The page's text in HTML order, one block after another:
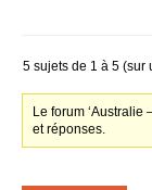
5 sujets de 1 à 5 (sur
Le forum ‘Australie
et réponses.